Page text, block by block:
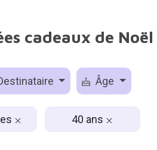
cadeaux de
Âge
40 ans